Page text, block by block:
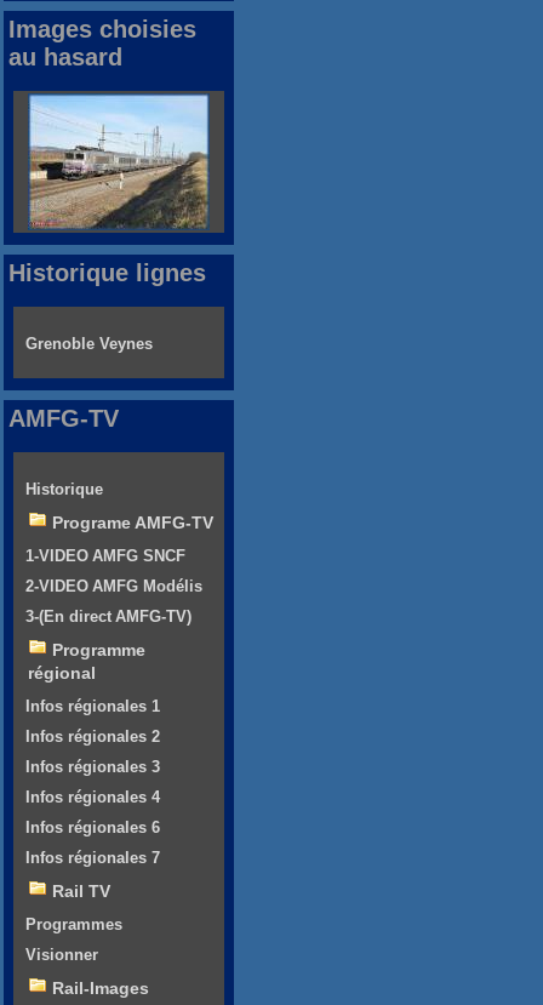
Images choisies
au hasard
Historique lignes
Grenoble Veynes
AMFG-TV
Historique
Programe AMFG-TV
1-VIDEO AMFG SNCF
2-VIDEO AMFG Modélis
3-(En direct AMFG-TV)
Programme
régional
Infos régionales 1
Infos régionales 2
Infos régionales 3
Infos régionales 4
Infos régionales 6
Infos régionales 7
Rail TV
Programmes
Visionner
Rail-Images